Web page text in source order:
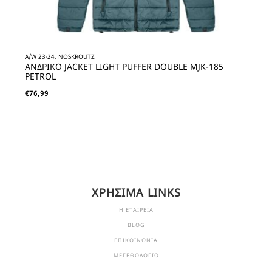
A/W 23-24, NOSKROUTZ
ΑΝΔΡΙΚΟ JACKET LIGHT PUFFER DOUBLE MJK-185
PETROL
€76,99
ΧΡΗΣΙΜΑ LINKS
Η ΕΤΑΙΡΕΙΑ
BLOG
ΕΠΙΚΟΙΝΩΝΙΑ
ΜΕΓΕΘΟΛΟΓΙΟ